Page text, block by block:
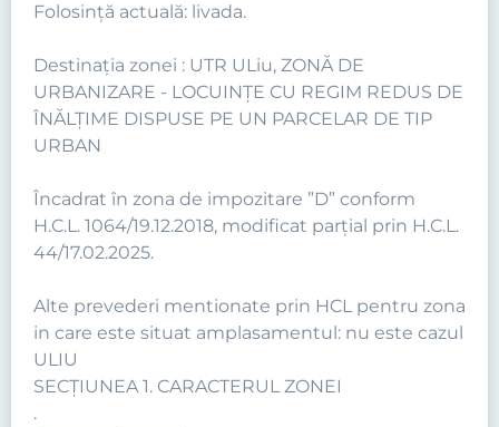
Folosință actuală: livada.
Destinația zonei : UTR ULiu, ZONĂ DE
URBANIZARE - LOCUINŢE CU REGIM REDUS DE
ÎNĂLŢIME DISPUSE PE UN PARCELAR DE TIP
URBAN
Încadrat în zona de impozitare ”D” conform
H.C.L. 1064/19.12.2018, modificat parțial prin H.C.L.
44/17.02.2025.
Alte prevederi mentionate prin HCL pentru zona
in care este situat amplasamentul: nu este cazul
ULIU
SECŢIUNEA 1. CARACTERUL ZONEI
.